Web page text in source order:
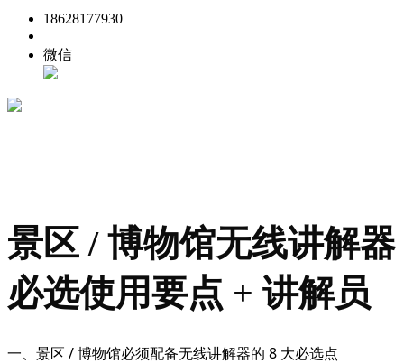
18628177930
微信
景区 / 博物馆无线讲解器
必选使用要点 + 讲解员
一、景区 / 博物馆必须配备无线讲解器的 8 大必选点